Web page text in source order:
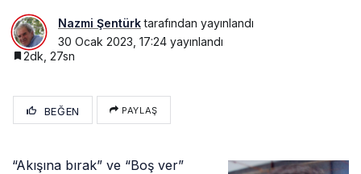
Nazmi Şentürktarafından yayınlandı
30 Ocak 2023, 17:24 yayınlandı
2dk, 27sn
BEĞEN PAYLAŞ
“Akışına bırak” ve “Boş ver”